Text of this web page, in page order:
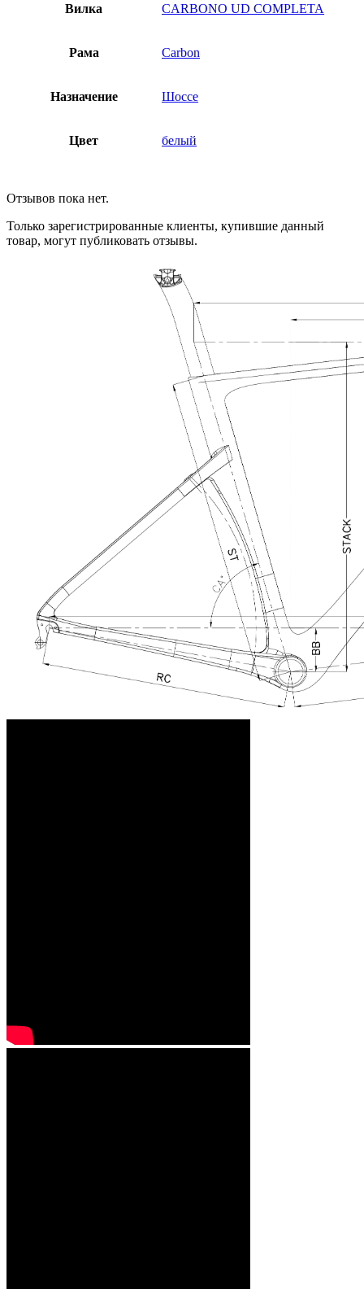
Вилка CARBONO UD COMPLETA
Рама Carbon
Назначение Шоссе
Цвет белый
Отзывов пока нет.
Только зарегистрированные клиенты, купившие данный
товар, могут публиковать отзывы.